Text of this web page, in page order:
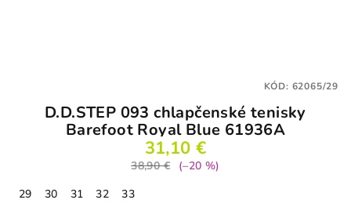
D.D.STEP 093 chlapčenské tenisky
Barefoot Royal Blue 61936A
31,10 €
38,90 €
(–20 %)
29
30 31 32
33
KÓD: 62065/29